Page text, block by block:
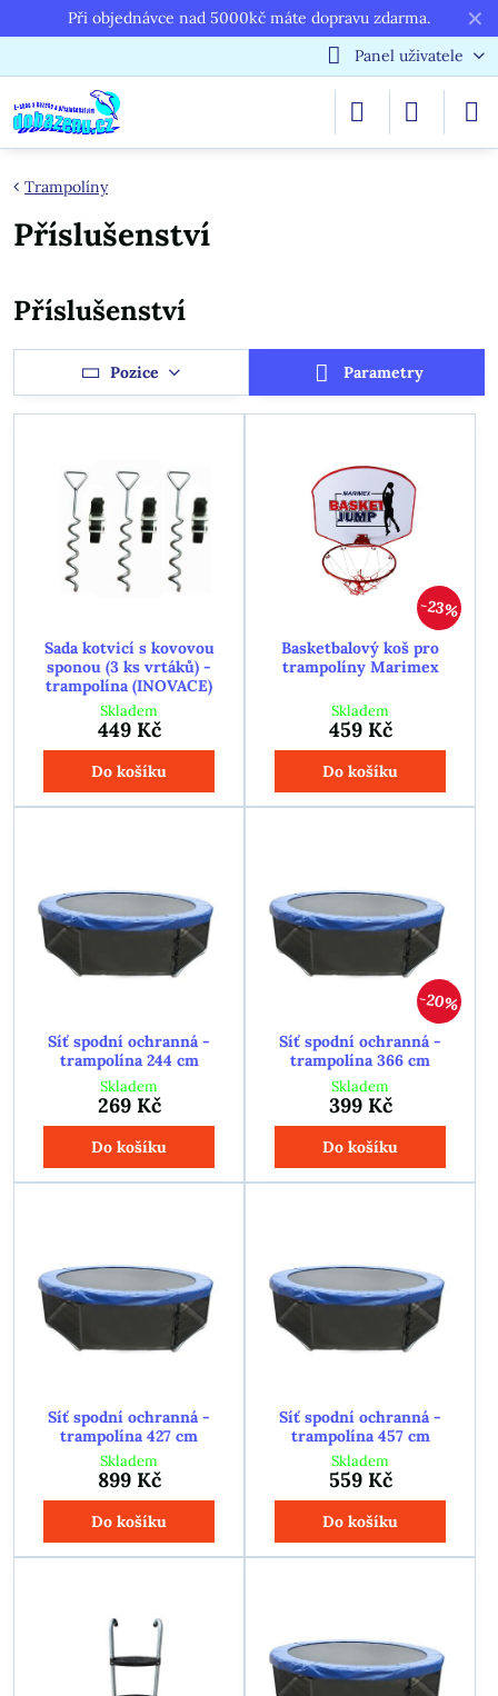
✕
Při objednávce nad 5000kč máte dopravu zdarma.
Panel uživatele
Trampolíny
Příslušenství
Příslušenství
Pozice Parametry
Sada kotvicí s kovovou
sponou (3 ks vrtáků) -
trampolína (INOVACE)
Skladem
449 Kč
Do košíku
23%
Basketbalový koš pro
trampolíny Marimex
Skladem
459 Kč
Do košíku
Síť spodní ochranná -
trampolína 244 cm
Skladem
269 Kč
Do košíku
20%
Síť spodní ochranná -
trampolína 366 cm
Skladem
399 Kč
Do košíku
Síť spodní ochranná -
trampolína 427 cm
Skladem
899 Kč
Do košíku
Síť spodní ochranná -
trampolína 457 cm
Skladem
559 Kč
Do košíku